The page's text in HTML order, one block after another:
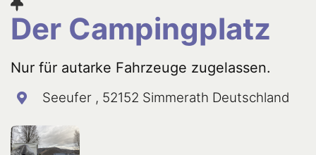
Der Campingplatz
Nur für autarke Fahrzeuge zugelassen.
Seeufer , 52152 Simmerath Deutschland